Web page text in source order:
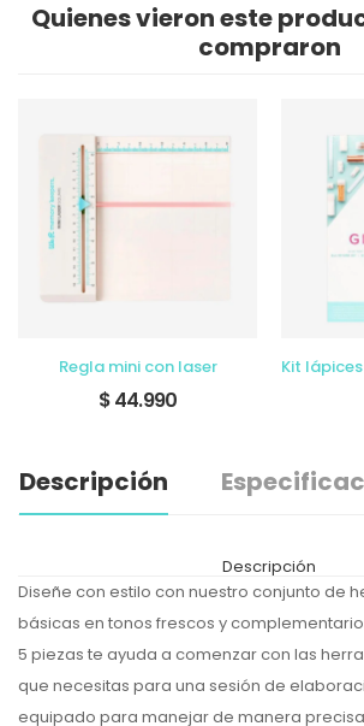
Quienes vieron este
compraron
Regla mini con laser
$ 44.990
Descripción
Descripción
Diseñe con estilo con nuestro conjunto de
básicas en tonos frescos y
5 piezas te ayuda a comenzar con las
que necesitas para una sesión de
equipado para manejar de manera